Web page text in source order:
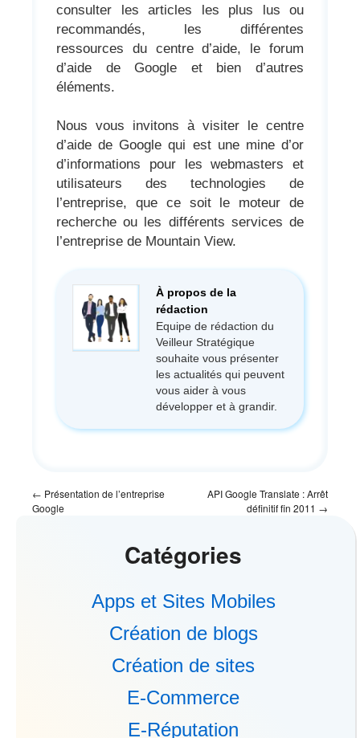
consulter les articles les plus lus ou
recommandés, les différentes
ressources du centre d’aide, le forum
d’aide de Google et bien d’autres
éléments.
Nous vous invitons à visiter le centre
d’aide de Google qui est une mine d’or
d’informations pour les webmasters et
utilisateurs des technologies de
l’entreprise, que ce soit le moteur de
recherche ou les différents services de
l’entreprise de Mountain View.
À propos de la
rédaction
Equipe de rédaction du
Veilleur Stratégique
souhaite vous présenter
les actualités qui peuvent
vous aider à vous
développer et à grandir.
← Présentation de l’entreprise
Google
API Google Translate : Arrêt
définitif fin 2011 →
Catégories
Apps et Sites Mobiles
Création de blogs
Création de sites
E-Commerce
E-Réputation